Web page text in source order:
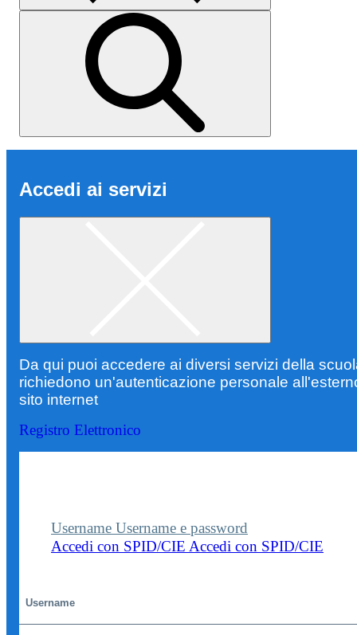
Accedi ai servizi
Da qui puoi accedere ai diversi servizi della
richiedono un'autenticazione personale
sito internet
Registro Elettronico
Username Username e password
Accedi con SPID/CIE Accedi con SPID/CIE